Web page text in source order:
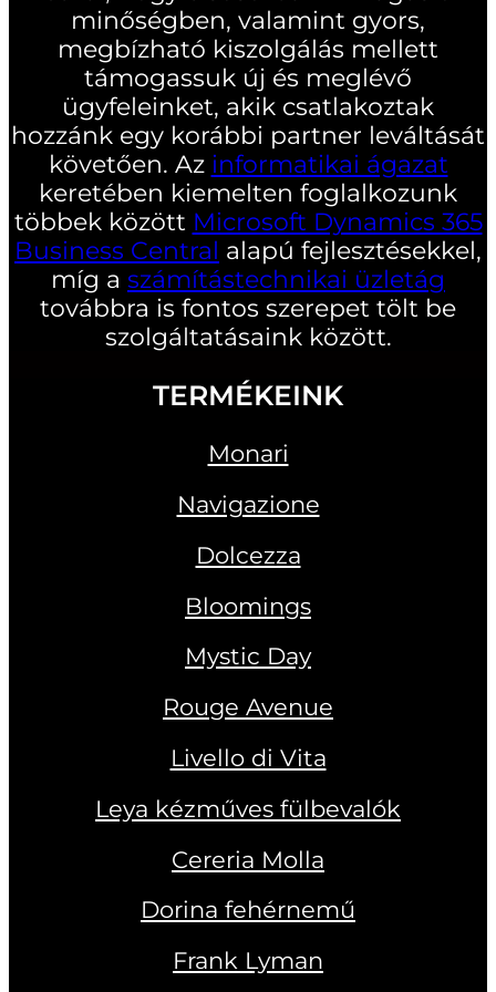
minőségben, valamint gyors,
megbízható kiszolgálás mellett
támogassuk új és meglévő
ügyfeleinket, akik csatlakoztak
hozzánk egy korábbi partner leváltását
követően. Az informatikai ágazat
keretében kiemelten foglalkozunk
többek között Microsoft Dynamics 365
Business Central alapú fejlesztésekkel,
míg a számítástechnikai üzletág
továbbra is fontos szerepet tölt be
szolgáltatásaink között.
TERMÉKEINK
Monari
Navigazione
Dolcezza
Bloomings
Mystic Day
Rouge Avenue
Livello di Vita
Leya kézműves fülbevalók
Cereria Molla
Dorina fehérnemű
Frank Lyman